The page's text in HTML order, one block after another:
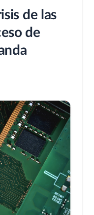
de las
de